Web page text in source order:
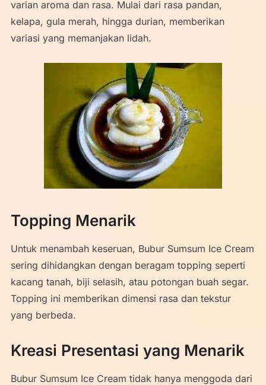
varian aroma dan rasa. Mulai dari rasa pandan,
kelapa, gula merah, hingga durian, memberikan
variasi yang memanjakan lidah.
Topping Menarik
Untuk menambah keseruan, Bubur Sumsum Ice Cream
sering dihidangkan dengan beragam topping seperti
kacang tanah, biji selasih, atau potongan buah segar.
Topping ini memberikan dimensi rasa dan tekstur
yang berbeda.
Kreasi Presentasi yang Menarik
Bubur Sumsum Ice Cream tidak hanya menggoda dari